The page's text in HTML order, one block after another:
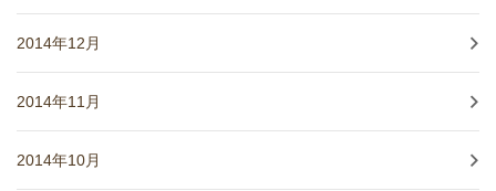
2014年12月
2014年11月
2014年10月